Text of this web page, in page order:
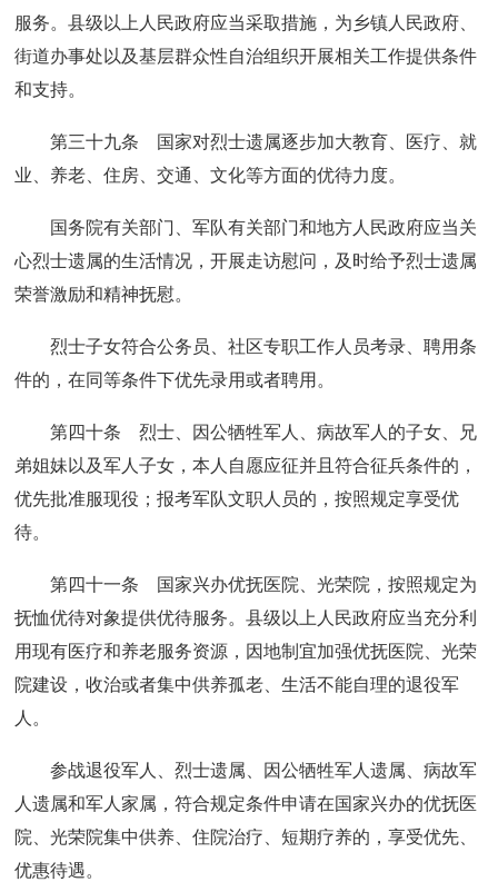
服务。县级以上人民政府应当采取措施，为乡镇人民政府、
街道办事处以及基层群众性自治组织开展相关工作提供条件
和支持。
第三十九条 国家对烈士遗属逐步加大教育、医疗、就
业、养老、住房、交通、文化等方面的优待力度。
国务院有关部门、军队有关部门和地方人民政府应当关
心烈士遗属的生活情况，开展走访慰问，及时给予烈士遗属
荣誉激励和精神抚慰。
烈士子女符合公务员、社区专职工作人员考录、聘用条
件的，在同等条件下优先录用或者聘用。
第四十条 烈士、因公牺牲军人、病故军人的子女、兄
弟姐妹以及军人子女，本人自愿应征并且符合征兵条件的，
优先批准服现役；报考军队文职人员的，按照规定享受优
待。
第四十一条 国家兴办优抚医院、光荣院，按照规定为
抚恤优待对象提供优待服务。县级以上人民政府应当充分利
用现有医疗和养老服务资源，因地制宜加强优抚医院、光荣
院建设，收治或者集中供养孤老、生活不能自理的退役军
人。
参战退役军人、烈士遗属、因公牺牲军人遗属、病故军
人遗属和军人家属，符合规定条件申请在国家兴办的优抚医
院、光荣院集中供养、住院治疗、短期疗养的，享受优先、
优惠待遇。